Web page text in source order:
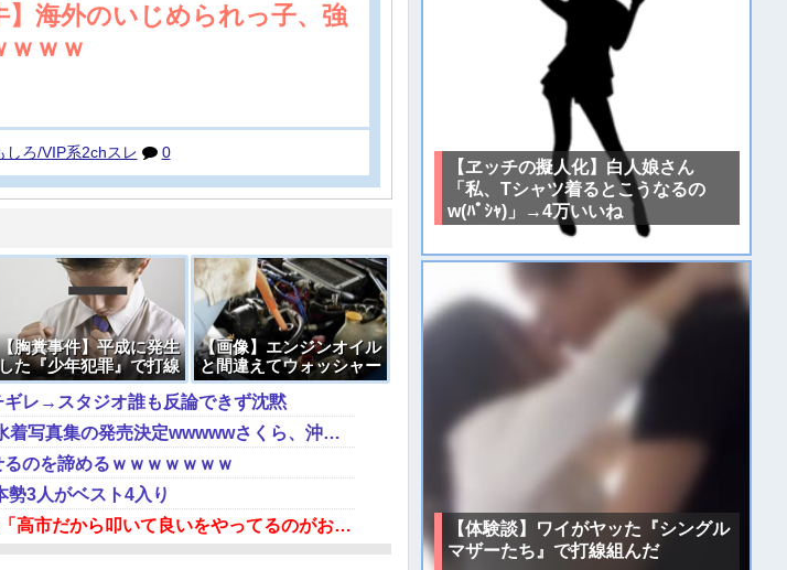
】海外のいじめられっ子、強
ｗｗｗ
しろ/VIP系2chスレ 0
胸糞事件】平成に発生
た『少年犯罪』で打線
んだ
【画像】エンジンオイル
と間違えてウォッシャー
液を入れてしまった結果
→
ギレ→スタジオ誰も反論できず沈黙
【画像】フォロワー580万！Z世代のカリスマ、水着写真集の発売決定wwwwwさくら、沖縄を舞台にカワイイが爆発！！！
のを諦めるｗｗｗｗｗｗｗ
勢3人がベスト4入り
蓮舫「蓮舫だから叩いて良いという報道」 X民「高市だから叩いて良いをやってるのがお前だろ」
【ヱッチの擬人化】白人娘さん
「私、Tシャツ着るとこうなるの
w(ﾊﾟｼｬ)」→4万いいね
【体験談】ワイがヤッた『シングル
マザーたち』で打線組んだ